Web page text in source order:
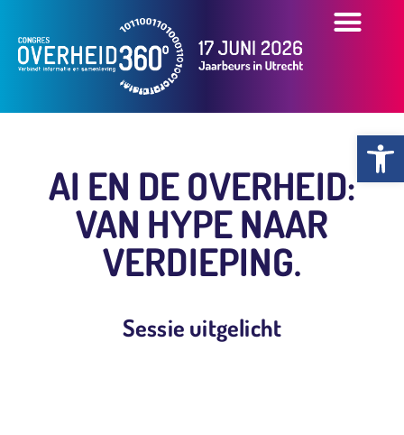
AI EN DE OVERHEID:
VAN HYPE NAAR
VERDIEPING.
Sessie uitgelicht